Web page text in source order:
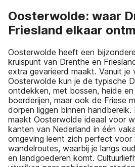
Oosterwolde: waar
Friesland elkaar
Oosterwolde heeft een
kruispunt van Drenthe en
extra gevarieerd maakt. Vanuit je
Oosterwolde kun je de typische
ontdekken, met bossen, heide
boerderijen, maar ook de Friese
dorpen liggen binnen
maakt Oosterwolde ideaal voor
kanten van Nederland in één
omgeving leent zich perfect voor
wandelroutes, waarbij je langs
en landgoederen komt.